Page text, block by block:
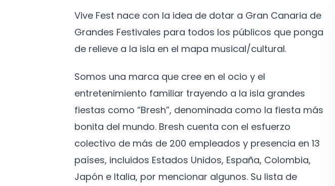
Vive Fest nace con la idea de dotar a Gran Canaria de
Grandes Festivales para todos los públicos que ponga
de relieve a la isla en el mapa musical/cultural.
Somos una marca que cree en el ocio y el
entretenimiento familiar trayendo a la isla grandes
fiestas como “Bresh”, denominada como la fiesta más
bonita del mundo. Bresh cuenta con el esfuerzo
colectivo de más de 200 empleados y presencia en 13
países, incluidos Estados Unidos, España, Colombia,
Japón e Italia, por mencionar algunos. Su lista de